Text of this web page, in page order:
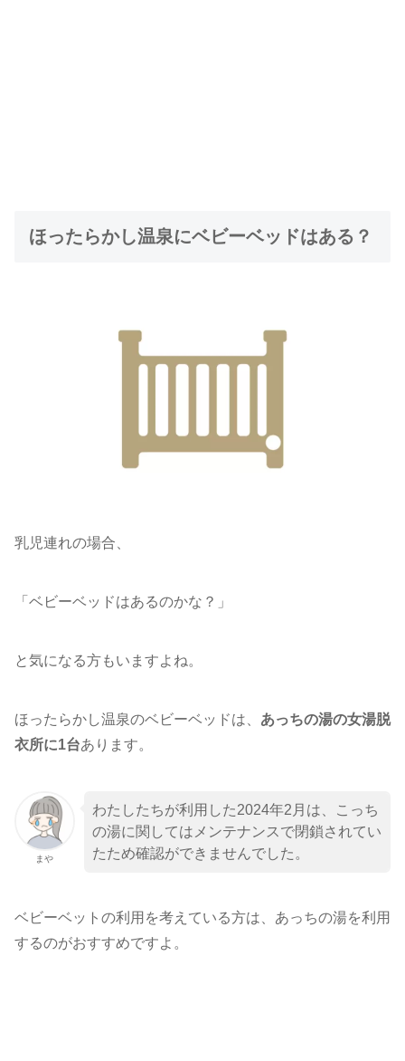
ほったらかし温泉にベビーベッドはある？
乳児連れの場合、
「ベビーベッドはあるのかな？」
と気になる方もいますよね。
ほったらかし温泉のベビーベッドは、 あっちの湯の女湯脱
衣所に1台あります。
まや
わたしたちが利用した2024年2月は、こっち
の湯に関してはメンテナンスで閉鎖されてい
たため確認ができませんでした。
ベビーベットの利用を考えている方は、あっちの湯を利用
するのがおすすめですよ。